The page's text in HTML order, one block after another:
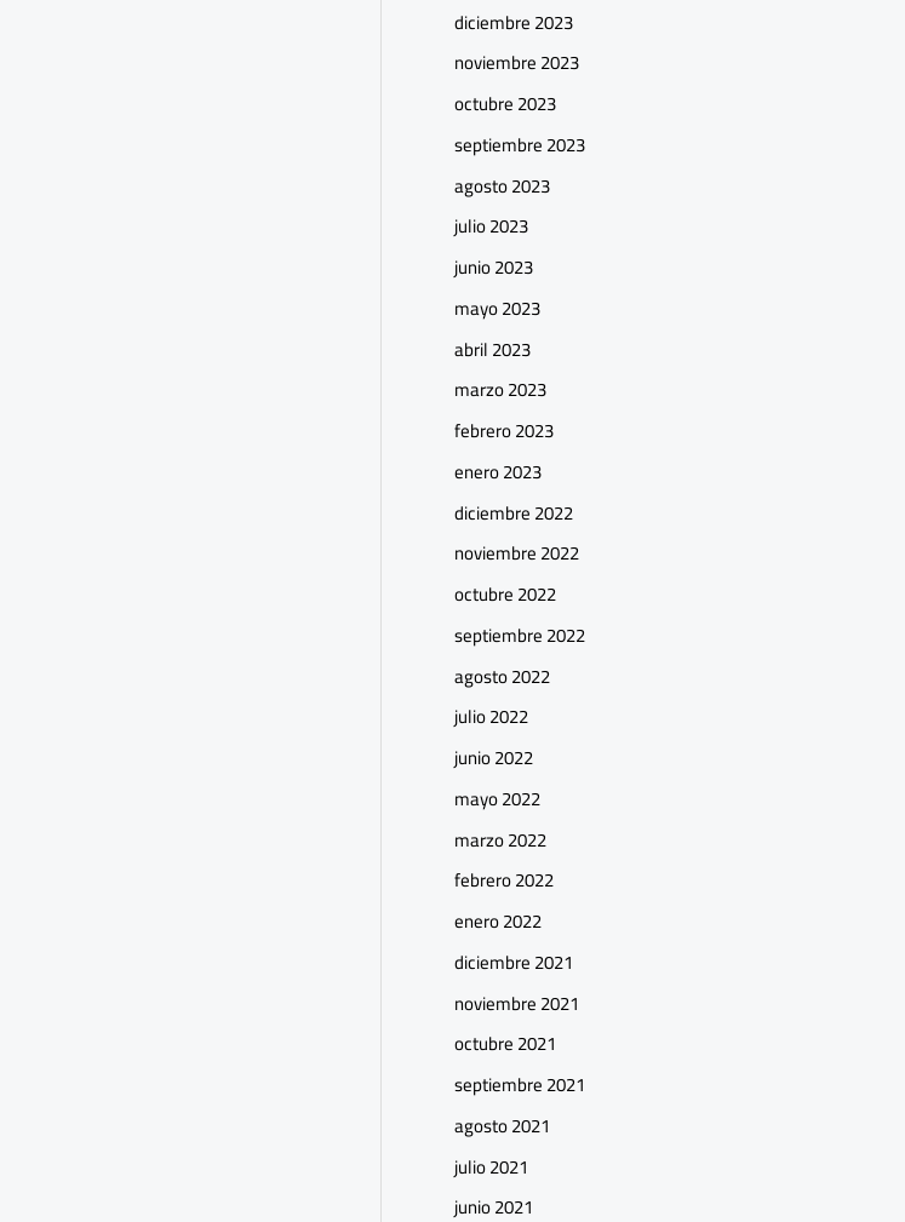
diciembre 2023
noviembre 2023
octubre 2023
septiembre 2023
agosto 2023
julio 2023
junio 2023
mayo 2023
abril 2023
marzo 2023
febrero 2023
enero 2023
diciembre 2022
noviembre 2022
octubre 2022
septiembre 2022
agosto 2022
julio 2022
junio 2022
mayo 2022
marzo 2022
febrero 2022
enero 2022
diciembre 2021
noviembre 2021
octubre 2021
septiembre 2021
agosto 2021
julio 2021
junio 2021